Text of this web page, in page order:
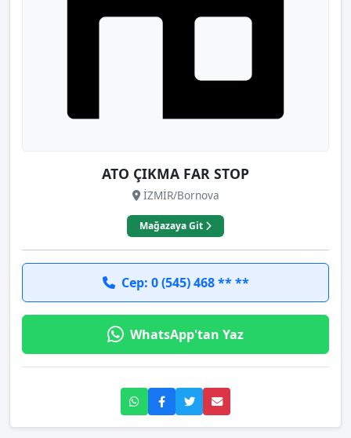
ATO ÇIKMA FAR STOP
İZMİR/Bornova
Mağazaya Git
Cep: 0 (545) 468 ** **
WhatsApp'tan Yaz